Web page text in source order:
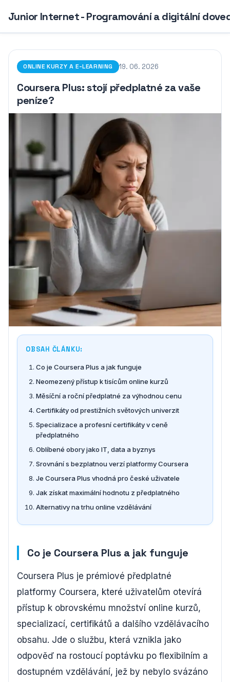
Junior Internet - Programování a digitální
ONLINE KURZY A E-LEARNING 19. 06. 2026
Coursera Plus: stojí předplatné za vaše
peníze?
OBSAH ČLÁNKU:
Co je Coursera Plus a jak funguje
Neomezený přístup k tisícům online kurzů
Měsíční a roční předplatné za výhodnou cenu
Certifikáty od prestižních světových univerzit
Specializace a profesní certifikáty v ceně
předplatného
Oblíbené obory jako IT, data a byznys
Srovnání s bezplatnou verzí platformy Coursera
Je Coursera Plus vhodná pro české uživatele
Jak získat maximální hodnotu z předplatného
Alternativy na trhu online vzdělávání
Co je Coursera Plus a jak funguje
Coursera Plus je prémiové předplatné
platformy Coursera, které uživatelům otevírá
přístup k obrovskému množství online kurzů,
specializací, certifikátů a dalšího vzdělávacího
obsahu. Jde o službu, která vznikla jako
odpověď na rostoucí poptávku po flexibilním a
dostupném vzdělávání, jež by nebylo svázáno